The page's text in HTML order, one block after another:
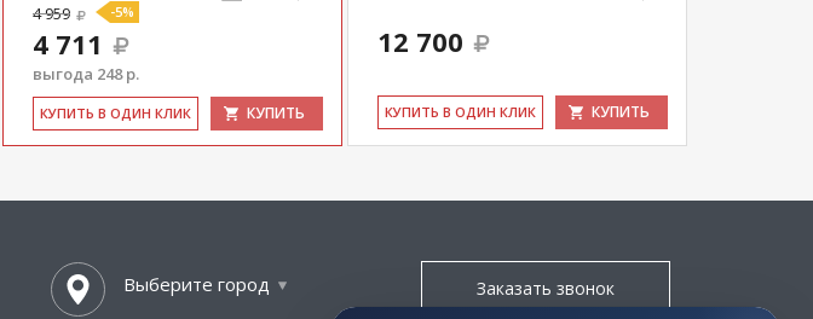
4 959 -5%
4 711
выгода 248 р.
КУ­ПИТЬ В ОДИН КЛИК КУПИТЬ
12 700
КУ­ПИТЬ В ОДИН КЛИК КУПИТЬ
Выберите город Заказать звонок